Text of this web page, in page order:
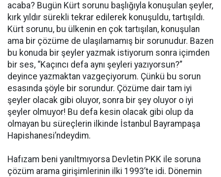
acaba? Bugün Kürt sorunu başlığıyla konuşulan şeyler,
kırk yıldır sürekli tekrar edilerek konuşuldu, tartışıldı.
Kürt sorunu, bu ülkenin en çok tartışılan, konuşulan
ama bir çözüme de ulaşılamamış bir sorunudur. Bazen
bu konuda bir şeyler yazmak istiyorum sonra içimden
bir ses, “Kaçıncı defa aynı şeyleri yazıyorsun?”
deyince yazmaktan vazgeçiyorum. Çünkü bu sorun
esasında şöyle bir sorundur. Çözüme dair tam iyi
şeyler olacak gibi oluyor, sonra bir şey oluyor o iyi
şeyler olmuyor! Bu defa kesin olacak gibi olup da
olmayan bu süreçlerin ilkinde İstanbul Bayrampaşa
Hapishanesi’ndeydim.
Hafızam beni yanıltmıyorsa Devletin PKK ile soruna
çözüm arama girişimlerinin ilki 1993’te idi. Dönemin